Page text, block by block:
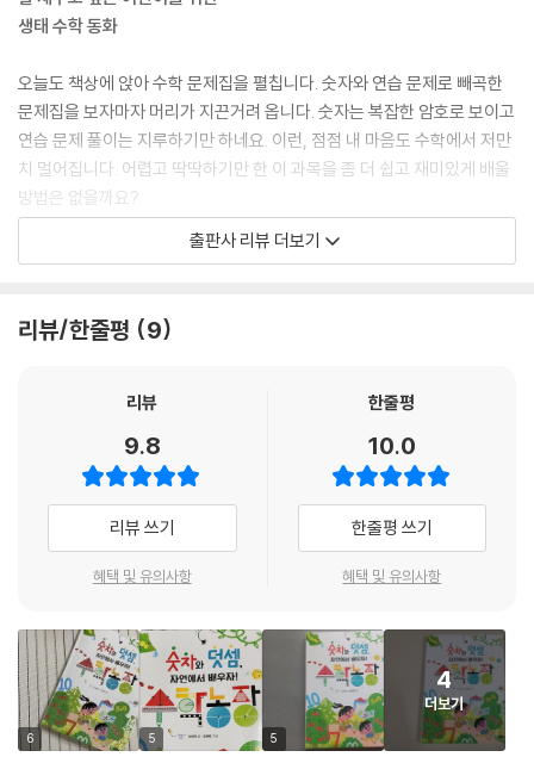
생태 수학 동화
오늘도 책상에 앉아 수학 문제집을 펼칩니다. 숫자와 연습 문제로 빼곡한
문제집을 보자마자 머리가 지끈거려 옵니다. 숫자는 복잡한 암호로 보이고
연습 문제 풀이는 지루하기만 하네요. 이런, 점점 내 마음도 수학에서 저만
치 멀어집니다. 어렵고 딱딱하기만 한 이 과목을 좀 더 쉽고 재미있게 배울
방법은 없을까요?
수학은 첫 단추가 중요합니다. 수학을 이루는 ‘수’와 이를 더하고 빼는 기초
하려면 단순히 공식을 달달 외우고 문제를 풀기만 해서는 안 됩니다.
그 원리를 정확히 이해해야 합니다. 그래야만 다음 단계로 나아갈 수 있습
이 이야기를 지은 한상직 선생님은 수학을 싫어하는 학생들에게 어떻게 하
면 좀 더 쉽고 재미있게 그리고 정확하게 수학의 원리를 가르칠지 고민해
왔습니다. 때로는 교실에서 때로는 교실 바깥에서 우리 일상과 맞닿은 친
근한 방식으로 수학을 가르쳐 왔지요. 그렇게 오랫동안 쌓아 온 고민과 경
연에서 배우자!』를 썼습니다. 앞으로 드넓은 수학의 세계를 경험해 나갈 어
린이 독자들이 그 여정의 첫 단추를 잘 채우고 시작할 수 있기를 바라는 마
음을 오롯이 담아서 말이에요.
자연 곳곳에 숨겨진
출판사 리뷰 더보기
리뷰/한줄평 9
리뷰
9.8
리뷰 쓰기
혜택 및 유의사항
한줄평
10.0
한줄평 쓰기
혜택 및 유의사항
6 5 5
4
더보기